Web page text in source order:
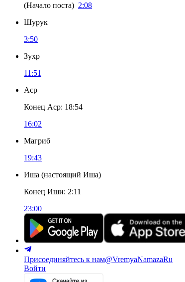
(Начало поста) 2:08
Шурук
3:50
Зухр
11:51
Аср
Конец Аср: 18:54
16:02
Магриб
19:43
Иша (настоящий Иша)
Конец Иши: 2:11
23:00
Присоединяйтесь к нам@VremyaNamazaRu
Войти